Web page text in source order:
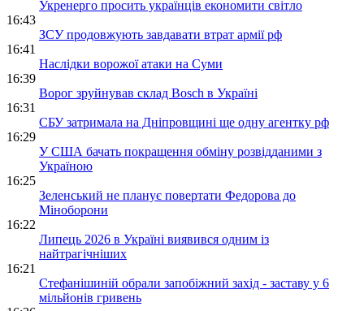
Укренерго просить українців економити світло
16:43
ЗСУ продовжують завдавати втрат армії рф
16:41
Наслідки ворожої атаки на Суми
16:39
Ворог зруйнував склад Bosch в Україні
16:31
СБУ затримала на Дніпровщині ще одну агентку рф
16:29
У США бачать покращення обміну розвідданими з
Україною
16:25
Зеленський не планує повертати Федорова до
Міноборони
16:22
Липець 2026 в Україні виявився одним із
найтрагічніших
16:21
Стефанішиній обрали запобіжний захід - заставу у 6
мільйонів гривень